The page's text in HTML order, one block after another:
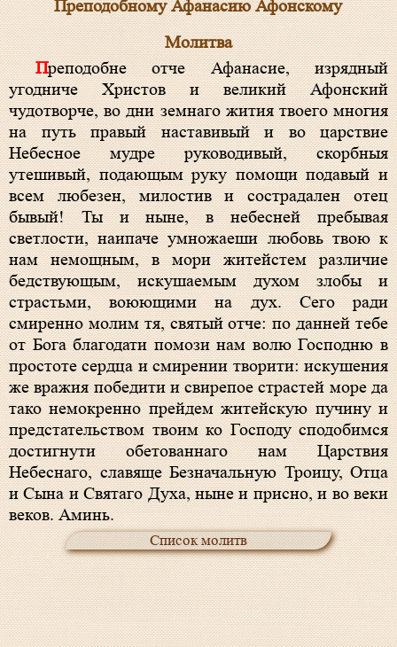
Преподобному Афанасию Афонскому
Молитва
Преподобне отче Афанасие, изрядный
угодниче Христов и великий Афонский
чудотворче, во дни земнаго жития твоего многия
на путь правый наставивый и во царствие
Небесное мудре руководивый, скорбныя
утешивый, подающым руку помощи подавый и
всем любезен, милостив и сострадален отец
бывый! Ты и ныне, в небесней пребывая
светлости, наипаче умножаеши любовь твою к
нам немощным, в мори житейстем различие
бедствующым, искушаемым духом злобы и
страстьми, воюющими на дух. Сего ради
смиренно молим тя, святый отче: по данней тебе
от Бога благодати помози нам волю Господню в
простоте сердца и смирении творити: искушения
же вражия победити и свирепое страстей море да
тако немокренно прейдем житейскую пучину и
предстательством твоим ко Господу сподобимся
достигнути обетованнаго нам Царствия
Небеснаго, славяще Безначальную Троицу, Отца
и Сына и Святаго Духа, ныне и присно, и во веки
веков. Аминь.
Список молитв